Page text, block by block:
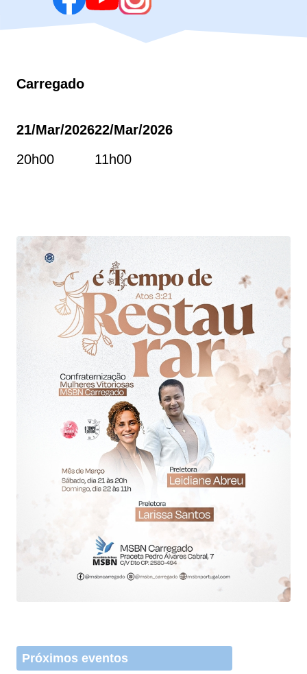
Carregado
21/mar/2026
20h00
22/mar/2026
11h00
Próximos eventos